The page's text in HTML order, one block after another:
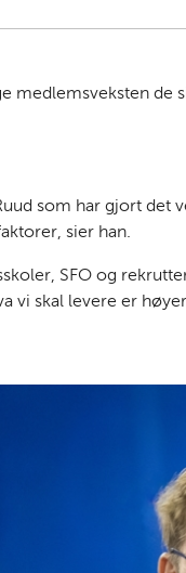
som har gjort
sier han.
SFO og
vi skal levere er